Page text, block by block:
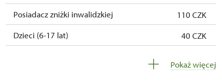
Posiadacz zniżki inwalidzkiej
110 CZK
Dzieci (6-17 lat)
40 CZK
Pokaż więcej